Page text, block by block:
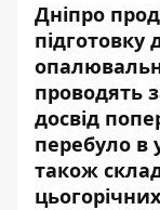
Дніпро
підготовку
проводять
досвід
перебуло в
також